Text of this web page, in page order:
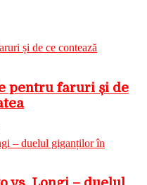
pentru faruri și de